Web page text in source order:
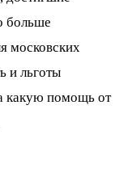
больше
московских
и льготы
какую помощь от